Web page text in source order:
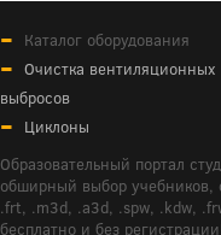
Каталог оборудования
Очистка вентиляционных
выбросов
Циклоны
Образовательный портал
обширный выбор учебников,
.frt, .m3d, .a3d, .spw, .kdw,
бесплатно и без